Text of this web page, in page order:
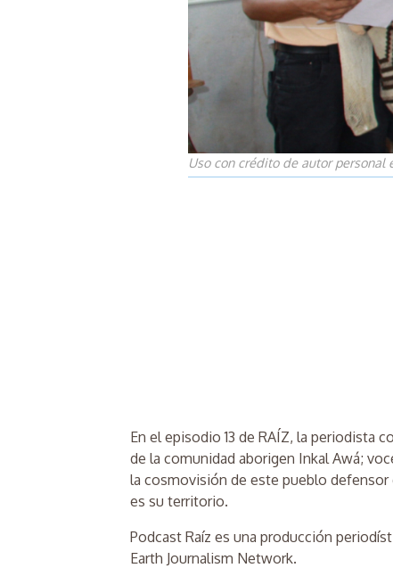
Uso con crédito de autor personal
En el episodio 13 de RAÍZ, la periodista
de la comunidad aborigen Inkal Awá;
la cosmovisión de este pueblo defensor
es su territorio.
Podcast Raíz es una producción
Earth Journalism Network.